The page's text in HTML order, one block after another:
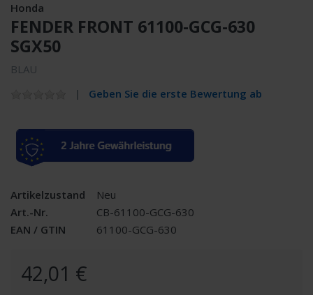
Honda
FENDER FRONT 61100-GCG-630
SGX50
BLAU
Geben Sie die erste Bewertung ab
Artikelzustand
Neu
Art.-Nr.
CB-61100-GCG-630
EAN / GTIN
61100-GCG-630
42,01 €